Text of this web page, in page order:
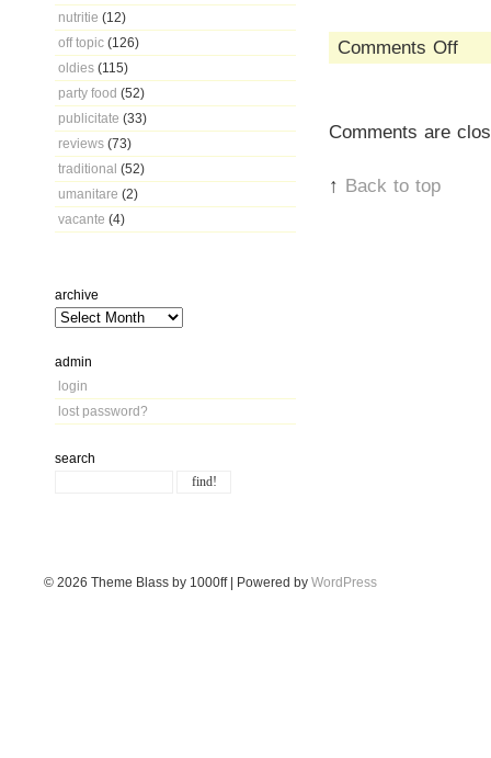
nutritie (12)
off topic (126)
oldies (115)
party food (52)
publicitate (33)
reviews (73)
traditional (52)
umanitare (2)
vacante (4)
archive
admin
login
lost password?
search
Comments Offon
ziua
Comments are
↑ Back to top
© 2026 Theme Blass by 1000ff | Powered by WordPress